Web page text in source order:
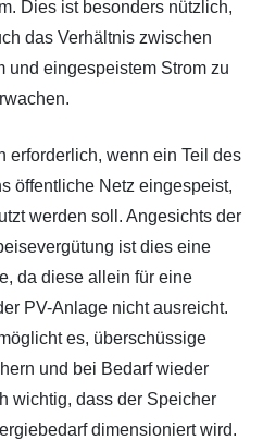
Dies ist besonders nützlich,
das Verhältnis zwischen
und eingespeistem Strom zu
erforderlich, wenn ein Teil des
öffentliche Netz eingespeist,
werden soll. Angesichts der
ist dies eine
da diese allein für eine
PV-Anlage nicht ausreicht.
es, überschüssige
und bei Bedarf wieder
wichtig, dass der Speicher
dimensioniert wird.